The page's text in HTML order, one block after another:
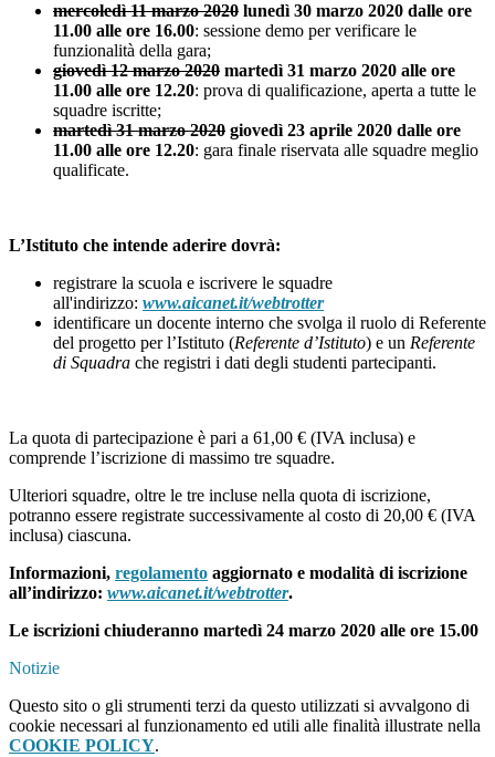
mercoledì 11 marzo 2020 lunedì 30 marzo 2020 dalle ore
11.00 alle ore 16.00: sessione demo per verificare le
funzionalità della gara;
giovedì 12 marzo 2020 martedì 31 marzo 2020 alle ore
11.00 alle ore 12.20: prova di qualificazione, aperta a tutte le
squadre iscritte;
martedì 31 marzo 2020 giovedì 23 aprile 2020 dalle ore
11.00 alle ore 12.20: gara finale riservata alle squadre meglio
qualificate.
L’Istituto che intende aderire dovrà:
registrare la scuola e iscrivere le squadre
all'indirizzo: www.aicanet.it/webtrotter
identificare un docente interno che svolga il ruolo di Referente
del progetto per l’Istituto (Referente d’Istituto) e un Referente
di Squadra che registri i dati degli studenti partecipanti.
La quota di partecipazione è pari a 61,00 € (IVA inclusa) e
comprende l’iscrizione di massimo tre squadre.
Ulteriori squadre, oltre le tre incluse nella quota di iscrizione,
potranno essere registrate successivamente al costo di 20,00 € (IVA
inclusa) ciascuna.
Informazioni, regolamento aggiornato e modalità di iscrizione
all’indirizzo: www.aicanet.it/webtrotter.
Le iscrizioni chiuderanno martedì 24 marzo 2020 alle ore 15.00
Notizie
Questo sito o gli strumenti terzi da questo utilizzati si avvalgono di
cookie necessari al funzionamento ed utili alle finalità illustrate nella
COOKIE POLICY.